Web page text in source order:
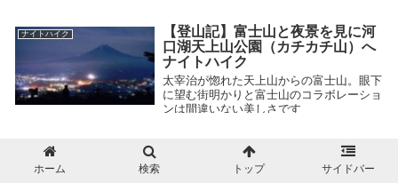
ナイトハイク
【登山記】富士山と夜景を見に河
口湖天上山公園（カチカチ山）へ
ナイトハイク
太宰治が惚れた天上山からの富士山。眼下
に望む街明かりと富士山のコラボレーショ
ンは間違いない美しさです
ナイトハイク
【登山記】夜景・朝焼けを見に日
向山へナイトハイク
ホーム 検索 トップ サイドバー